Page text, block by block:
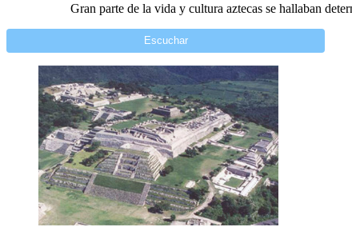
Gran parte de la vida y cultura aztecas se hallaban
Escuchar